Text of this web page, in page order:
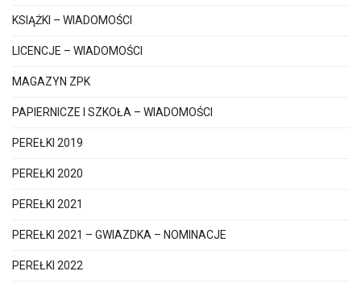
KSIĄŻKI – WIADOMOŚCI
LICENCJE – WIADOMOŚCI
MAGAZYN ZPK
PAPIERNICZE I SZKOŁA – WIADOMOŚCI
PEREŁKI 2019
PEREŁKI 2020
PEREŁKI 2021
PEREŁKI 2021 – GWIAZDKA – NOMINACJE
PEREŁKI 2022